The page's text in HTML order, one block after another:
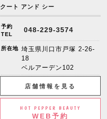
クート アンド シー
予約
TEL
048-229-3574
所在地 埼玉県川口市戸塚 2-26-
18
ベルアーデン102
店舗情報を見る
HOT PEPPER BEAUTY
WEB予約